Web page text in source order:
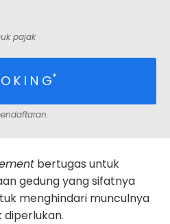
pajak
K I N G*
bertugas untuk
gedung yang sifatnya
menghindari munculnya